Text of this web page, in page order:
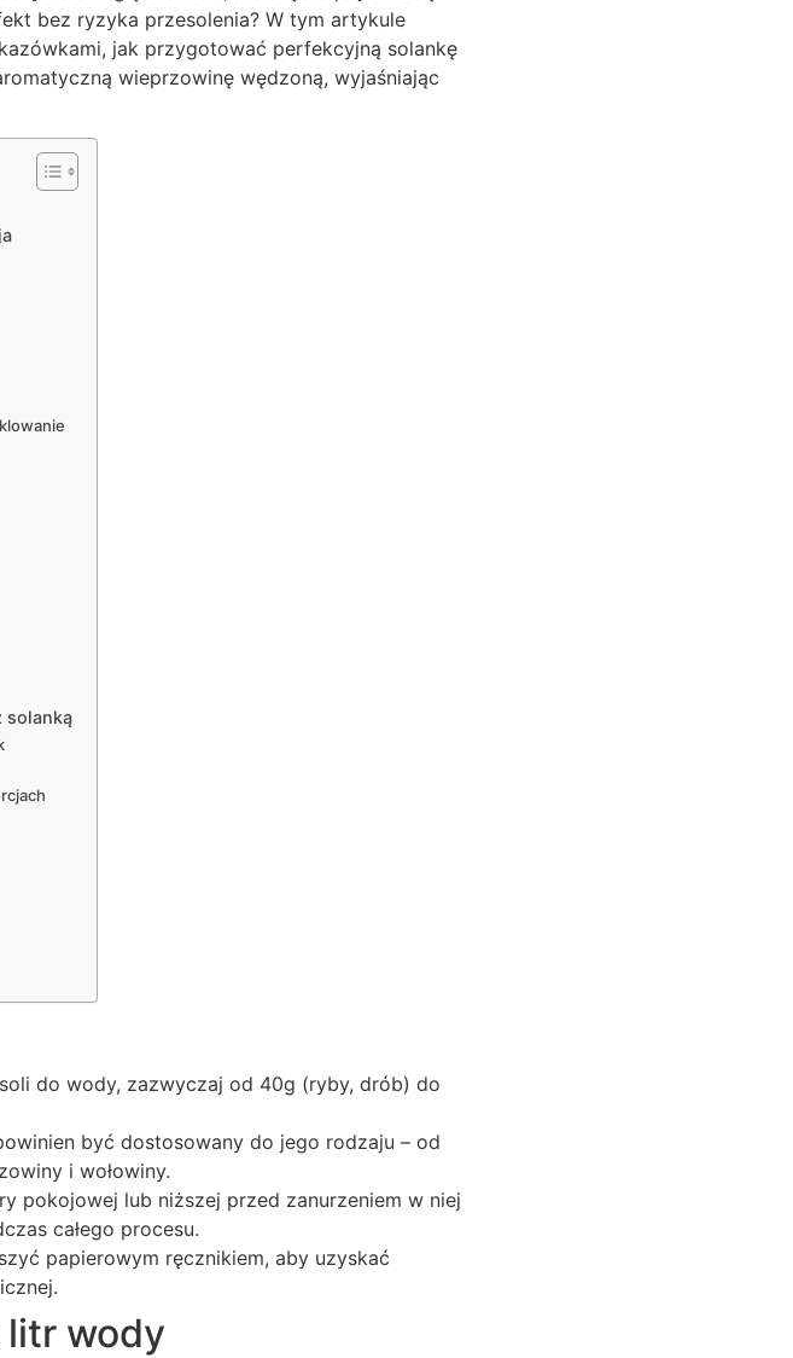
bez ryzyka przesolenia? W tym artykule
jak przygotować perfekcyjną solankę
wieprzowinę wędzoną, wyjaśniając
solanką
do wody, zazwyczaj od 40g (ryby, drób) do
być dostosowany do jego rodzaju – od
i wołowiny.
pokojowej lub niższej przed zanurzeniem w niej
całego procesu.
papierowym ręcznikiem, aby uzyskać
litr wody